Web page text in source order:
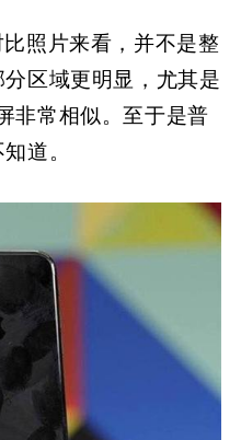
照片来看，并不是整
区域更明显，尤其是
非常相似。至于是普
道。